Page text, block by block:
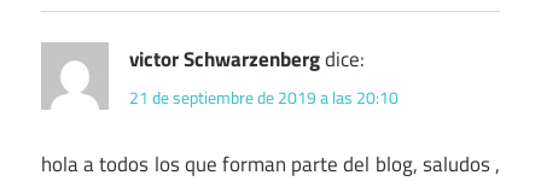
victor Schwarzenbergdice:
21 de septiembre de 2019 a las 20:10
hola a todos los que forman parte del blog, saludos ,